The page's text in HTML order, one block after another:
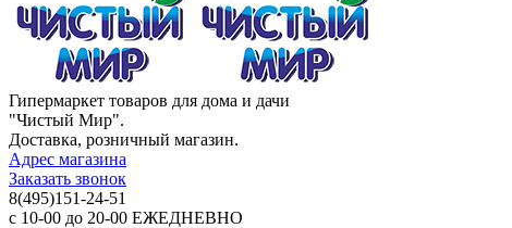
Гипермаркет товаров для дома и дачи
"Чистый Мир".
Доставка, розничный магазин.
Адрес магазина
Заказать звонок
8(495)151-24-51
с 10-00 до 20-00 ЕЖЕДНЕВНО